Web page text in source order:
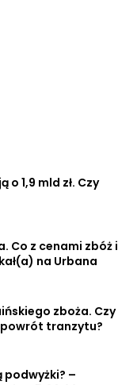
o 1,9 mld zł. Czy
Co z cenami zbóż i
na Urbana
zboża. Czy
tranzytu?
podwyżki? –